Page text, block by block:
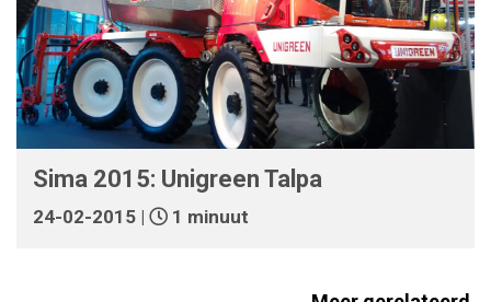
Sima 2015: Unigreen Talpa
24-02-2015 | 1 minuut